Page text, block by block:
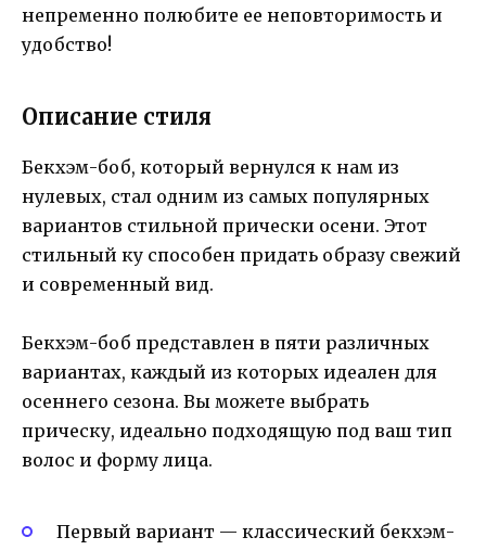
непременно полюбите ее неповторимость и
удобство!
Описание стиля
Бекхэм-боб, который вернулся к нам из
нулевых, стал одним из самых популярных
вариантов стильной прически осени. Этот
стильный ку способен придать образу свежий
и современный вид.
Бекхэм-боб представлен в пяти различных
вариантах, каждый из которых идеален для
осеннего сезона. Вы можете выбрать
прическу, идеально подходящую под ваш тип
волос и форму лица.
Первый вариант — классический бекхэм-